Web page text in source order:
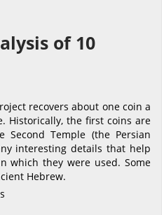
of 10
recovers about one coin a
Historically, the first coins are
Temple (the Persian
interesting details that help
which they were used. Some
Hebrew.